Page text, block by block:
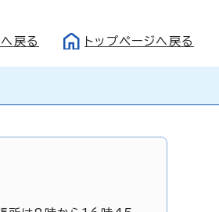
戻る トップページへ戻る